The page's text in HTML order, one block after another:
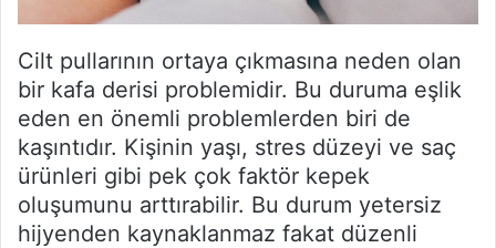
Cilt pullarının ortaya çıkmasına neden olan
bir kafa derisi problemidir. Bu duruma eşlik
eden en önemli problemlerden biri de
kaşıntıdır. Kişinin yaşı, stres düzeyi ve saç
ürünleri gibi pek çok faktör kepek
oluşumunu arttırabilir. Bu durum yetersiz
hijyenden kaynaklanmaz fakat düzenli